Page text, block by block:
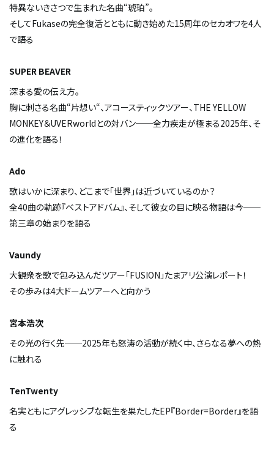
特異ないきさつで生まれた名曲“琥珀”。
そしてFukaseの完全復活とともに動き始めた15周年のセカオワを4人
で語る
SUPER BEAVER
深まる愛の伝え方。
胸に刺さる名曲“片想い“、アコースティックツアー、THE YELLOW
MONKEY＆UVERworldとの対バン──全力疾走が極まる2025年、そ
の進化を語る！
Ado
歌はいかに深まり、どこまで「世界」は近づいているのか？
全40曲の軌跡『ベストアドバム』、そして彼女の目に映る物語は今──
第三章の始まりを語る
Vaundy
大観衆を歌で包み込んだツアー「FUSION」たまアリ公演レポート！
その歩みは4大ドームツアーへと向かう
宮本浩次
その光の行く先──2025年も怒涛の活動が続く中、さらなる夢への熱
に触れる
TenTwenty
名実ともにアグレッシブな転生を果たしたEP『Border=Border』を語
る